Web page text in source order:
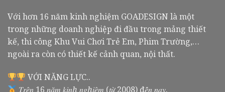
Với hơn 16 năm kinh nghiệm GOADESIGN là một
trong những doanh nghiệp đi đầu trong mảng thiết
kế, thi công Khu Vui Chơi Trẻ Em, Phim Trường,…
ngoài ra còn có thiết kế cảnh quan, nội thất.
VỚI NĂNG LỰC..
𝑇𝑟𝑒̂𝑛 16 𝑛𝑎̆𝑚 𝑘𝑖𝑛ℎ 𝑛𝑔ℎ𝑖𝑒̣̂𝑚 (𝑡𝑢̛̀ 2008) đ𝑒̂́𝑛 𝑛𝑎𝑦.